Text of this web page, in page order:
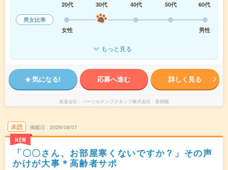
20代
30代 40代 50代
60代
男女比率
女性
男性
もっと見る
気になる! 応募へ進む 詳しく見る
派遣会社 パーソルテンプスタッフ株式会社 首都圏
未読
NEW
掲載日 2026/08/07
「〇〇さん、お部屋寒くないですか？」その声
かけが大事＊高齢者サポ